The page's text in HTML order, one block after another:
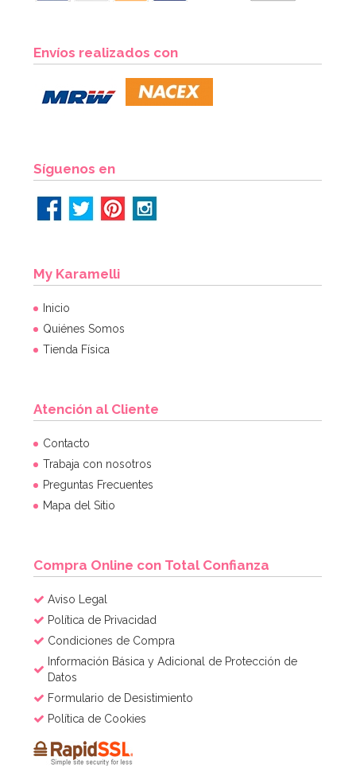
3,50€
Regalos para piñata Shimmer y Shine
17,99€
AÑADIR
Envíos realizados con
Síguenos en
My Karamelli
Inicio
Quiénes Somos
Tienda Física
Atención al Cliente
Contacto
Trabaja con nosotros
Preguntas Frecuentes
Mapa del Sitio
Compra Online con Total Confianza
Aviso Legal
Política de Privacidad
Condiciones de Compra
Información Básica y Adicional de Protección de
Datos
Formulario de Desistimiento
Política de Cookies